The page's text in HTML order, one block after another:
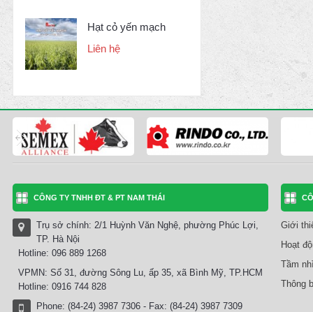
Hạt cỏ yến mạch
Liên hệ
CÔNG TY TNHH ĐT & PT NAM THÁI
Trụ sở chính: 2/1 Huỳnh Văn Nghệ, phường Phúc Lợi,
TP. Hà Nội
Hotline: 096 889 1268
VPMN: Số 31, đường Sông Lu, ấp 35, xã Bình Mỹ, TP.HCM
Hotline: 0916 744 828
Phone: (84-24) 3987 7306 - Fax: (84-24) 3987 7309
Giới
Hoạt
Tầm
Thông